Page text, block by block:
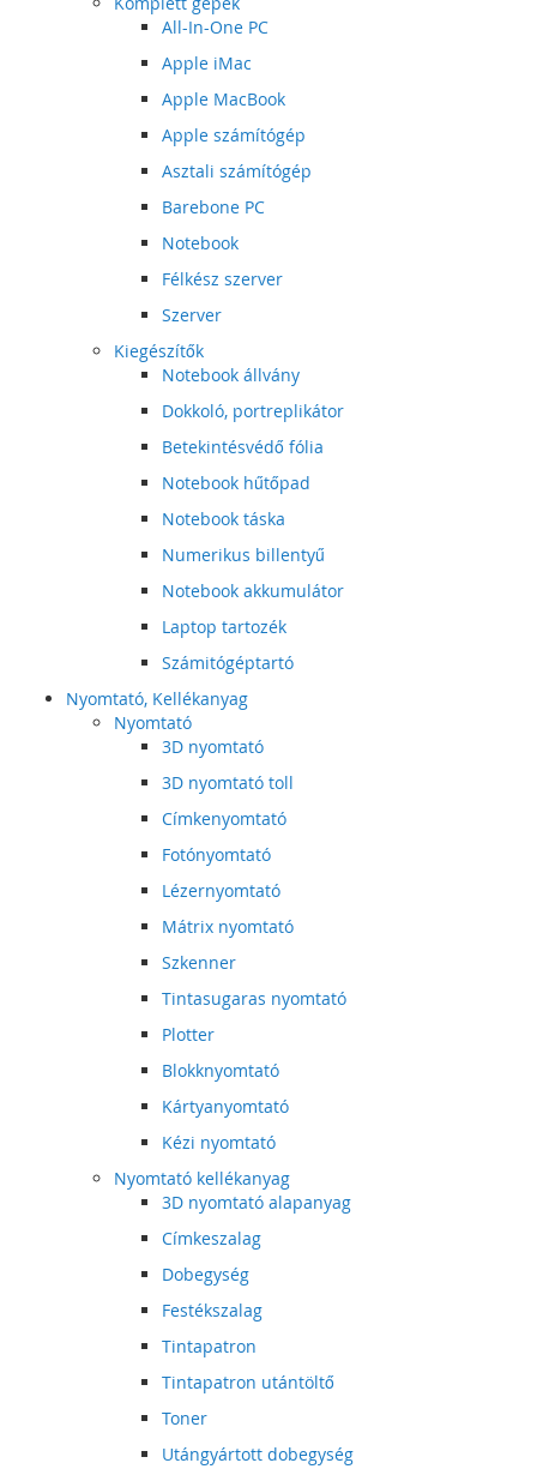
All-In-One PC
Apple iMac
Apple MacBook
Apple számítógép
Asztali számítógép
Barebone PC
Notebook
Félkész szerver
Szerver
Kiegészítők
Notebook állvány
Dokkoló, portreplikátor
Betekintésvédő fólia
Notebook hűtőpad
Notebook táska
Numerikus billentyű
Notebook akkumulátor
Laptop tartozék
Számitógéptartó
Nyomtató, Kellékanyag
Nyomtató
3D nyomtató
3D nyomtató toll
Címkenyomtató
Fotónyomtató
Lézernyomtató
Mátrix nyomtató
Szkenner
Tintasugaras nyomtató
Plotter
Blokknyomtató
Kártyanyomtató
Kézi nyomtató
Nyomtató kellékanyag
3D nyomtató alapanyag
Címkeszalag
Dobegység
Festékszalag
Tintapatron
Tintapatron utántöltő
Toner
Utángyártott dobegység